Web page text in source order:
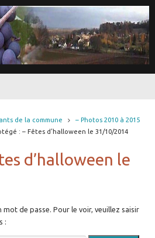
de la commune
– Photos 2010 à 2015
: – Fêtes d’halloween le 31/10/2014
d’halloween le
de passe. Pour le voir, veuillez saisir
: